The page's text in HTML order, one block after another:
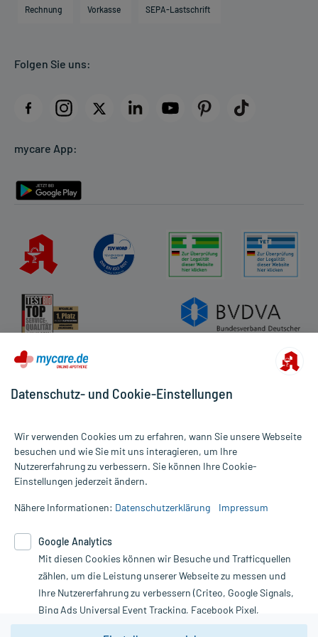
Direktabrechnung PKV
AGB
Datenschutz
Rückgabe/Widerruf
Rechnung Vorkasse SEPA-Lastschrift
Folgen Sie uns:
mycare App:
Alle Preise gelten inkl. MwSt., ggf. zzgl. Versandkosten
Informationen auf dieser Website werden ausschließlich für
die Untersuchung und Behandlung durch einen Arzt. Bitte
Therapien eingeleitet werden können. | Diese Webseite benutzt
Google Analytics. Lesen Sie bitte dazu die wichtigen Hinweise in
unserer Datenschutzerklärung. Für den Widerruf einer Bestellung
nutzen Sie das Formular:
Vertrag widerrufen
Datenschutz- und Cookie-Einstellungen
Wir verwenden Cookies um zu erfahren, wann Sie unsere Webseite
besuchen und wie Sie mit uns interagieren, um Ihre
Nutzererfahrung zu verbessern. Sie können Ihre Cookie-
Einstellungen jederzeit ändern.
Nähere Informationen: Datenschutzerklärung Impressum
Google Analytics
Mit diesen Cookies können wir Besuche und Trafficquellen
zählen, um die Leistung unserer Webseite zu messen und
Ihre Nutzererfahrung zu verbessern (Criteo, Google Signals,
Bing Ads Universal Event Tracking, Facebook Pixel,
Youtube-Social Plugin).